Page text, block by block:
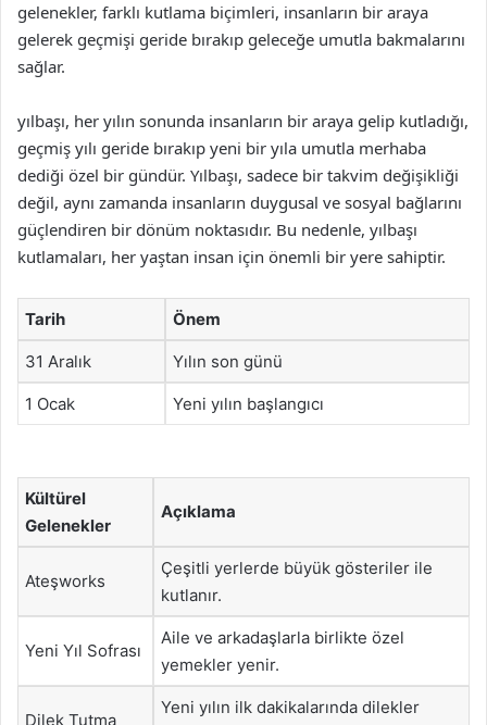
gelenekler, farklı kutlama biçimleri, insanların bir araya
gelerek geçmişi geride bırakıp geleceğe umutla bakmalarını
sağlar.
yılbaşı, her yılın sonunda insanların bir araya gelip kutladığı,
geçmiş yılı geride bırakıp yeni bir yıla umutla merhaba
dediği özel bir gündür. Yılbaşı, sadece bir takvim değişikliği
değil, aynı zamanda insanların duygusal ve sosyal bağlarını
güçlendiren bir dönüm noktasıdır. Bu nedenle, yılbaşı
kutlamaları, her yaştan insan için önemli bir yere sahiptir.
Tarih Önem
31 Aralık Yılın son günü
1 Ocak Yeni yılın başlangıcı
Kültürel
Gelenekler
Açıklama
Ateşworks
Çeşitli yerlerde büyük gösteriler ile
kutlanır.
Yeni Yıl Sofrası
Aile ve arkadaşlarla birlikte özel
yemekler yenir.
Dilek Tutma
Yeni yılın ilk dakikalarında dilekler